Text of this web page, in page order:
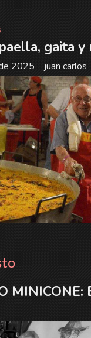
gaita y
juan carlos
2025
MINICONE: